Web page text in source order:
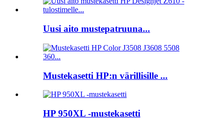
Uusi aito mustepatruuna...
Mustekasetti HP:n värillisille ...
HP 950XL -mustekasetti